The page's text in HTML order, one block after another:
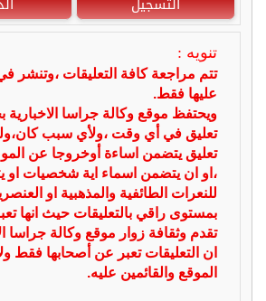
تنويه :
تتم مراجعة كافة التعليقات ،وتنشر
عليها فقط.
ويحتفظ موقع وكالة جراسا
تعليق في أي وقت ،ولأي سبب
تعليق يتضمن اساءة أوخروجا عن
،او ان يتضمن اسماء اية شخصيات او
للنعرات الطائفية والمذهبية او
بمستوى راقي بالتعليقات حيث انها
تقدم وثقافة زوار موقع وكالة جراسا
ان التعليقات تعبر عن أصحابها فقط
الموقع والقائمين عليه.